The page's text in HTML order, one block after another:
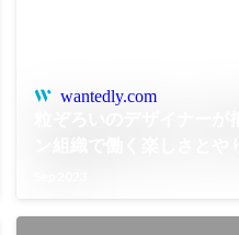
wantedly.com